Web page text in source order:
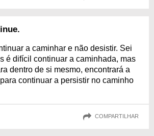
a caminhar e não desistir. Sei
é difícil continuar a caminhada, mas
dentro de si mesmo, encontrará a
continuar a persistir no caminho
COMPARTILHAR